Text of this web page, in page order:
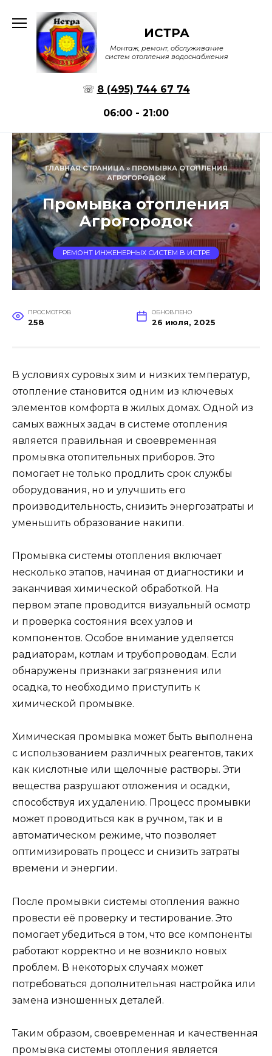
содержанию
ИСТРА
Монтаж, ремонт, обслуживание
систем отопления водоснабжения
☏ 8 (495) 744 67 74
06:00 - 21:00
ГЛАВНАЯ СТРАНИЦА»ПРОМЫВКА ОТОПЛЕНИЯ
АГРОГОРОДОК
Промывка отопления
Агрогородок
РЕМОНТ ИНЖЕНЕРНЫХ СИСТЕМ В ИСТРЕ
ПРОСМОТРОВ
258
ОБНОВЛЕНО
26 июля, 2025
В условиях суровых зим и низких температур,
отопление становится одним из ключевых
элементов комфорта в жилых домах. Одной из
самых важных задач в системе отопления
является правильная и своевременная
промывка отопительных приборов. Это
помогает не только продлить срок службы
оборудования, но и улучшить его
производительность, снизить энергозатраты и
уменьшить образование накипи.
Промывка системы отопления включает
несколько этапов, начиная от диагностики и
заканчивая химической обработкой. На
первом этапе проводится визуальный осмотр
и проверка состояния всех узлов и
компонентов. Особое внимание уделяется
радиаторам, котлам и трубопроводам. Если
обнаружены признаки загрязнения или
осадка, то необходимо приступить к
химической промывке.
Химическая промывка может быть выполнена
с использованием различных реагентов, таких
как кислотные или щелочные растворы. Эти
вещества разрушают отложения и осадки,
способствуя их удалению. Процесс промывки
может проводиться как в ручном, так и в
автоматическом режиме, что позволяет
оптимизировать процесс и снизить затраты
времени и энергии.
После промывки системы отопления важно
провести её проверку и тестирование. Это
помогает убедиться в том, что все компоненты
работают корректно и не возникло новых
проблем. В некоторых случаях может
потребоваться дополнительная настройка или
замена изношенных деталей.
Таким образом, своевременная и качественная
промывка системы отопления является